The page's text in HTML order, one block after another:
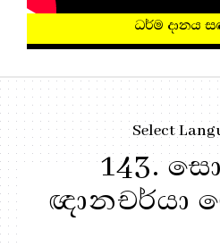
Select
143.
ඥානචර්යා